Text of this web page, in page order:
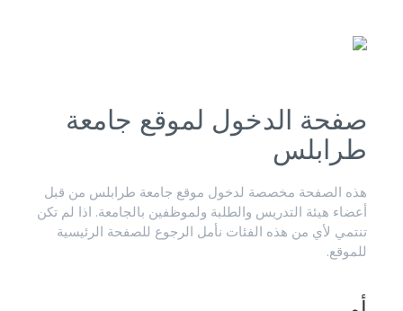
صفحة الدخول لموقع جامعة
طرابلس
هذه الصفحة مخصصة لدخول موقع جامعة طرابلس من قبل
أعضاء هيئة التدريس والطلبة ولموظفين بالجامعة. اذا لم تكن
تنتمي لأي من هذه الفئات نأمل الرجوع للصفحة الرئيسية
للموقع.